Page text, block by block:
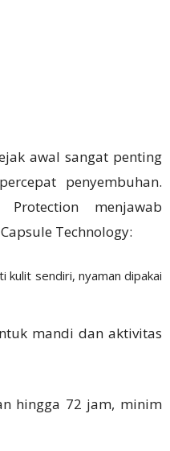
awal sangat penting
penyembuhan.
menjawab
Technology:
kulit sendiri, nyaman dipakai
mandi dan aktivitas
hingga 72 jam, minim